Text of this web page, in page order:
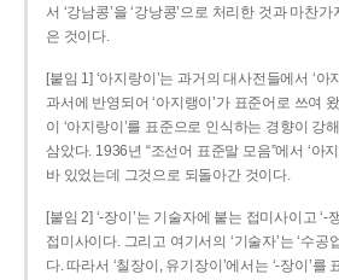
서 ‘강남콩’을 ‘강낭콩’으로 처리한 것과 마찬
은 것이다.
[붙임 1] ‘아지랑이’는 과거의 대사전들에서 ‘아
과서에 반영되어 ‘아지랭이’가 표준어로 쓰여
이 ‘아지랑이’를 표준으로 인식하는 경향이 강
삼았다. 1936년 “조선어 표준말 모음”에서 ‘아
바 있었는데 그것으로 되돌아간 것이다.
[붙임 2] ‘-장이’는 기술자에 붙는 접미사이고 ‘-
접미사이다. 그리고 여기서의 ‘기술자’는 ‘수공
다. 따라서 ‘칠장이, 유기장이’에서는 ‘-장이’를